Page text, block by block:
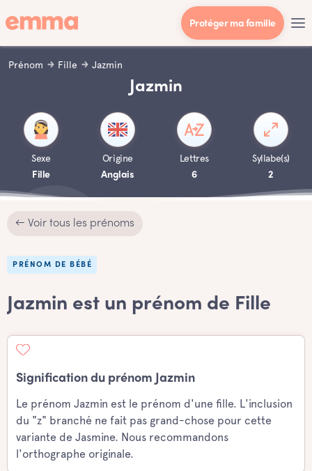
Protéger ma famille
Prénom Fille Jazmin
Jazmin
Sexe
Fille
Origine
Anglais
Lettres
6
Syllabe(s)
2
← Voir tous les prénoms
PRÉNOM DE BÉBÉ
Jazmin est un prénom de Fille
Signification du prénom Jazmin
Le prénom Jazmin est le prénom d'une fille. L'inclusion
du "z" branché ne fait pas grand-chose pour cette
variante de Jasmine. Nous recommandons
l'orthographe originale.